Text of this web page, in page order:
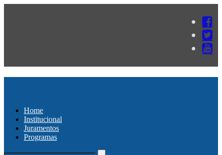
Home
Institucional
Juramentos
Programas